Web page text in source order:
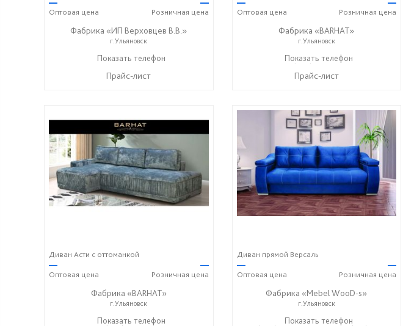
Оптовая цена Розничная цена
Фабрика «ИП Верховцев В.В.»
г.Ульяновск
8-987-637-27-82
Показать телефон
Прайс-лист
Оптовая цена Розничная цена
Фабрика «BARHAT»
г.Ульяновск
+7 (996) 219-29-77
Показать телефон
Прайс-лист
Диван Асти с оттоманкой
—
Оптовая цена
—
Розничная цена
Фабрика «BARHAT»
г.Ульяновск
+7 (996) 219-29-77
Показать телефон
Диван прямой Версаль
—
Оптовая цена
—
Розничная цена
Фабрика «Mebel WooD-s»
г.Ульяновск
+7 (906) 140-08-08 ☎+7 (917) 612-77-76
Показать телефон